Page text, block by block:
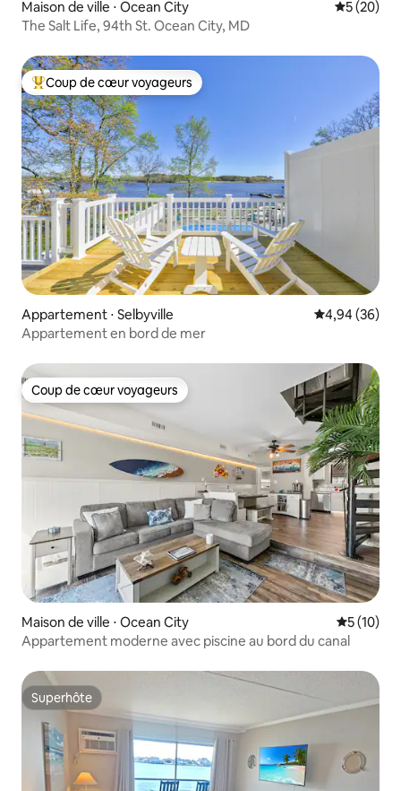
Maison de ville ⋅ Ocean City
5 (20)
The Salt Life, 94th St. Ocean City, MD
Coups de cœur voyageurs les plus appréciés
Coup de cœur voyageurs
Appartement ⋅ Selbyville Évaluation
4,94 (36)
Appartement en bord de mer
Coup de cœur voyageurs
Coup de cœur voyageurs
Maison de ville ⋅ Ocean City
5 (10)
Appartement moderne avec piscine au bord du canal
Superhôte
Superhôte